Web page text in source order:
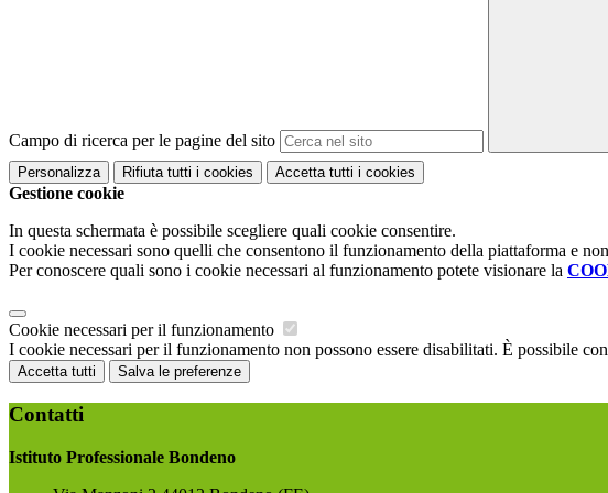
Campo di ricerca per le pagine del sito
Personalizza Rifiuta tutti i cookies Accetta tutti i cookies
Gestione cookie
In questa schermata è possibile scegliere quali cookie consentire.
I cookie necessari sono quelli che consentono il funzionamento della piattaforma e
Per conoscere quali sono i cookie necessari al funzionamento potete visionare la
Cookie necessari per il funzionamento
I cookie necessari per il funzionamento non possono essere disabilitati. È possibile
Accetta tutti Salva le preferenze
Contatti
Istituto Professionale Bondeno